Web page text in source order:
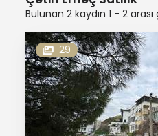
Bulunan 2 kaydın 1 - 2
29